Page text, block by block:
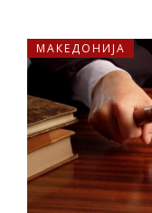
МАКЕДОНИЈА